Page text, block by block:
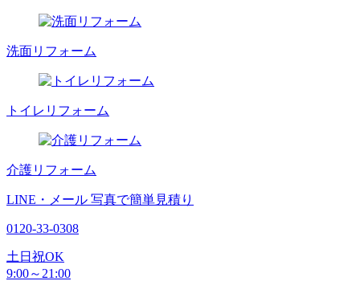
洗面リフォーム
トイレリフォーム
介護リフォーム
LINE・メール 写真で簡単見積り
0120-33-0308
土日祝OK
9:00～21:00